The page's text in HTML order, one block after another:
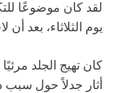
لقد كان موضوعًا
يوم الثلاثاء، بعد
كان تهيج الجلد مرئيًا بينما
أثار جدلاً حول سبب